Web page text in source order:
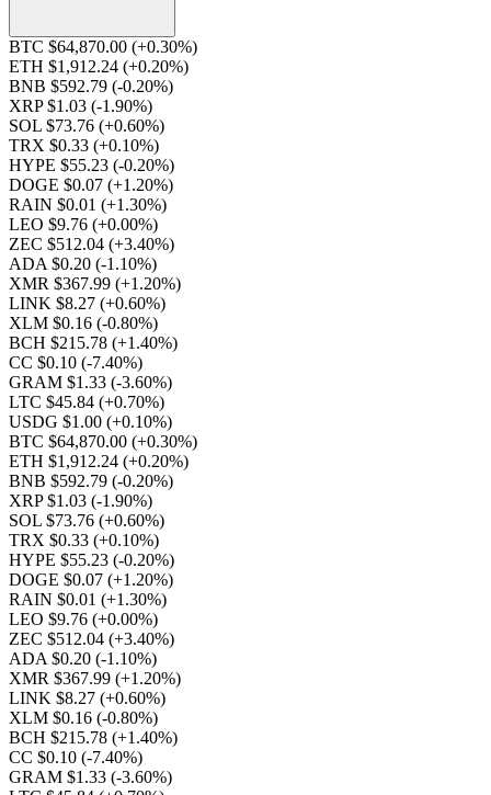
BTC $64,870.00 (+0.30%)
ETH $1,912.24 (+0.20%)
BNB $592.79 (-0.20%)
XRP $1.03 (-1.90%)
SOL $73.76 (+0.60%)
TRX $0.33 (+0.10%)
HYPE $55.23 (-0.20%)
DOGE $0.07 (+1.20%)
RAIN $0.01 (+1.30%)
LEO $9.76 (+0.00%)
ZEC $512.04 (+3.40%)
ADA $0.20 (-1.10%)
XMR $367.99 (+1.20%)
LINK $8.27 (+0.60%)
XLM $0.16 (-0.80%)
BCH $215.78 (+1.40%)
CC $0.10 (-7.40%)
GRAM $1.33 (-3.60%)
LTC $45.84 (+0.70%)
USDG $1.00 (+0.10%)
BTC $64,870.00 (+0.30%)
ETH $1,912.24 (+0.20%)
BNB $592.79 (-0.20%)
XRP $1.03 (-1.90%)
SOL $73.76 (+0.60%)
TRX $0.33 (+0.10%)
HYPE $55.23 (-0.20%)
DOGE $0.07 (+1.20%)
RAIN $0.01 (+1.30%)
LEO $9.76 (+0.00%)
ZEC $512.04 (+3.40%)
ADA $0.20 (-1.10%)
XMR $367.99 (+1.20%)
LINK $8.27 (+0.60%)
XLM $0.16 (-0.80%)
BCH $215.78 (+1.40%)
CC $0.10 (-7.40%)
GRAM $1.33 (-3.60%)